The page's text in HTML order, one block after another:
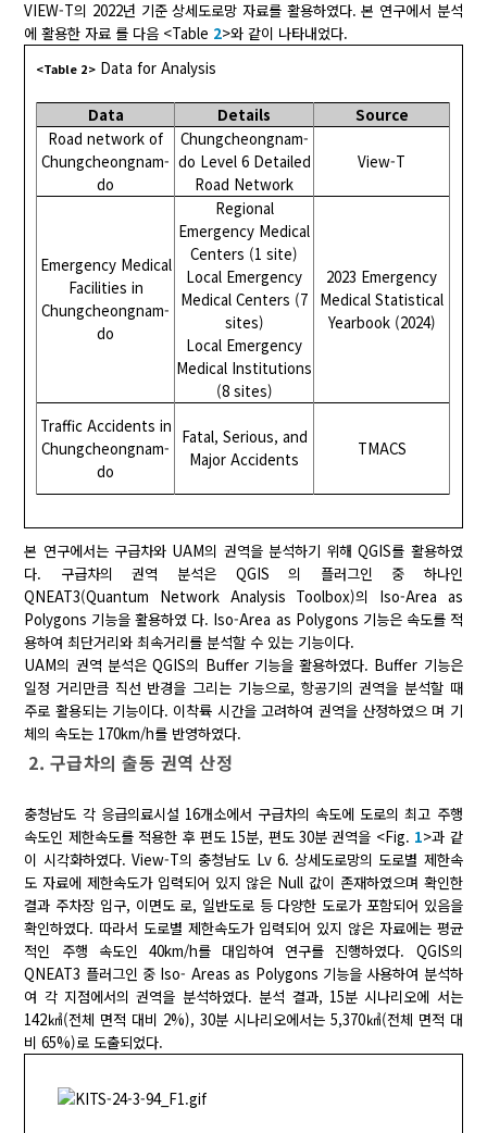
VIEW-T의 2022년 기준 상세도로망 자료를 활용하였다. 본 연구에서 분석
에 활용한 자료 를 다음 <Table 2>와 같이 나타내었다.
<Table 2> Data for Analysis
Data Details
Source
Road network of
Chungcheongnam-
do
Chungcheongnam-
do Level 6 Detailed
Road Network
View-T
Emergency Medical
Facilities in
Chungcheongnam-
do
Regional
Emergency Medical
Centers (1 site)
Local Emergency
Medical Centers (7
sites)
Local Emergency
Medical Institutions
(8 sites)
2023 Emergency
Medical Statistical
Yearbook (2024)
Traffic Accidents in
Chungcheongnam-
do
Fatal, Serious, and
Major Accidents
TMACS
본 연구에서는 구급차와 UAM의 권역을 분석하기 위해 QGIS를 활용하였
다. 구급차의 권역 분석은 QGIS 의 플러그인 중 하나인
QNEAT3(Quantum Network Analysis Toolbox)의 Iso-Area as
Polygons 기능을 활용하였 다. Iso-Area as Polygons 기능은 속도를 적
용하여 최단거리와 최속거리를 분석할 수 있는 기능이다.
UAM의 권역 분석은 QGIS의 Buffer 기능을 활용하였다. Buffer 기능은
일정 거리만큼 직선 반경을 그리는 기능으로, 항공기의 권역을 분석할 때
주로 활용되는 기능이다. 이착륙 시간을 고려하여 권역을 산정하였으 며 기
체의 속도는 170km/h를 반영하였다.
2. 구급차의 출동 권역 산정
충청남도 각 응급의료시설 16개소에서 구급차의 속도에 도로의 최고 주행
속도인 제한속도를 적용한 후 편도 15분, 편도 30분 권역을 <Fig. 1>과 같
이 시각화하였다. View-T의 충청남도 Lv 6. 상세도로망의 도로별 제한속
도 자료에 제한속도가 입력되어 있지 않은 Null 값이 존재하였으며 확인한
결과 주차장 입구, 이면도 로, 일반도로 등 다양한 도로가 포함되어 있음을
확인하였다. 따라서 도로별 제한속도가 입력되어 있지 않은 자료에는 평균
적인 주행 속도인 40km/h를 대입하여 연구를 진행하였다. QGIS의
QNEAT3 플러그인 중 Iso- Areas as Polygons 기능을 사용하여 분석하
여 각 지점에서의 권역을 분석하였다. 분석 결과, 15분 시나리오에 서는
142㎢(전체 면적 대비 2%), 30분 시나리오에서는 5,370㎢(전체 면적 대
비 65%)로 도출되었다.